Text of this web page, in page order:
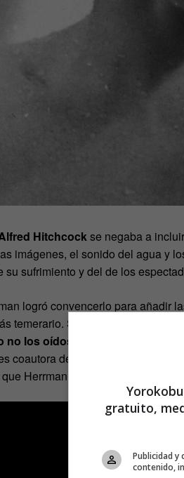
Hitchcockse negaba a
imágenes, el sonido del agua y
sufrimiento y del de los
logró convencerlo para añadir
temerario. Sin este sonido, la
los oídos»
coautora de un
cuyos
Herrman sabía.
gratuito,
Publicidad y
contenido,